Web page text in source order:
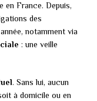
en France. Depuis,
des
notamment via
: une veille
. Sans lui, aucun
à domicile ou en